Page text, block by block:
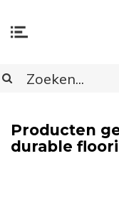
Producten
durable